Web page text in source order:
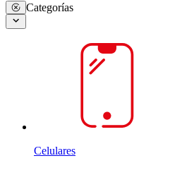
Categorías
Celulares